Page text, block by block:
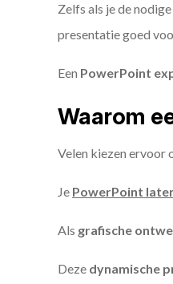
Zelfs als je de
presentatie goed
Een PowerPoint
Waarom
Velen kiezen ervoor
Je PowerPoint
Als grafische
Deze dynamische